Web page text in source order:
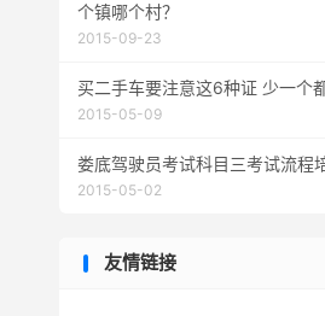
个镇哪个村？
2015-09-23
买二手车要注意这6种证 少一个
2015-05-09
娄底驾驶员考试科目三考试流程
2015-05-02
友情链接